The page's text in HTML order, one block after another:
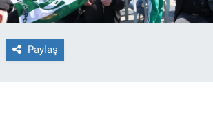
Paylaş